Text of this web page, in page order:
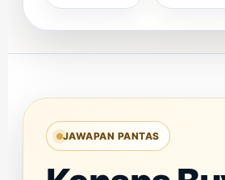
JAWAPAN PANTAS